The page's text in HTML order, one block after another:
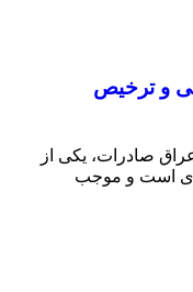
و ترخیص
صادرات، یکی از
است و موجب